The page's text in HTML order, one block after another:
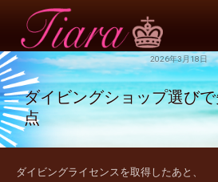
2026年3月18日
ダイビングショップ選び
点
ダイビングライセンスを取得したあと、